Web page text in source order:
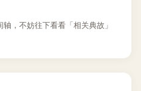
，不妨往下看看「相关典故」